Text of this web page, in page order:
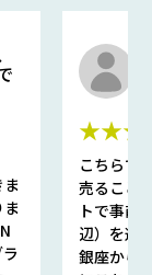
こちらで
売ること
トで事前
辺）を選
銀座から